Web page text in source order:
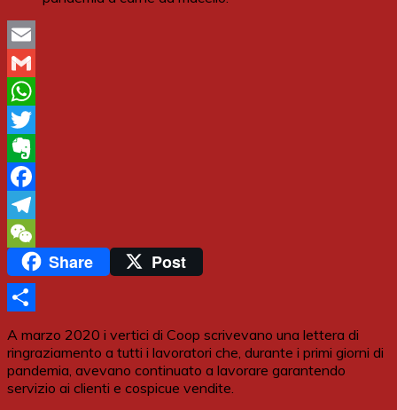
Email
Gmail
WhatsApp
Twitter
Evernote
Facebook
Telegram
WeChatShare Post
Share
A marzo 2020 i vertici di Coop scrivevano una lettera di
ringraziamento a tutti i lavoratori che, durante i primi giorni di
pandemia, avevano continuato a lavorare garantendo
servizio ai clienti e cospicue vendite.